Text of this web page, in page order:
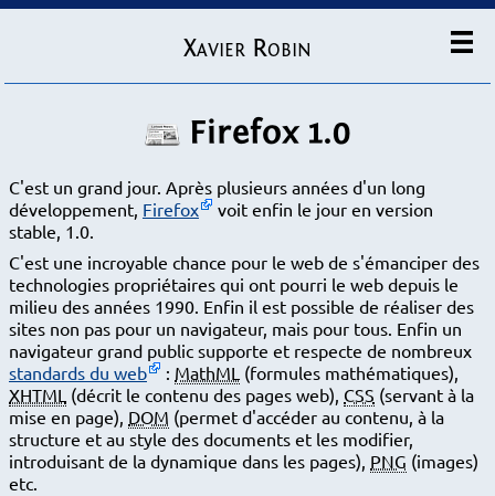
Xavier Robin
Firefox 1.0
C'est un grand jour. Après plusieurs années d'un long
développement, Firefox
voit enfin le jour en version
stable, 1.0.
C'est une incroyable chance pour le web de s'émanciper des
technologies propriétaires qui ont pourri le web depuis le
milieu des années 1990. Enfin il est possible de réaliser des
sites non pas pour un navigateur, mais pour tous. Enfin un
navigateur grand public supporte et respecte de nombreux
standards du web
: MathML (formules mathématiques),
XHTML (décrit le contenu des pages web), CSS (servant à la
mise en page), DOM (permet d'accéder au contenu, à la
structure et au style des documents et les modifier,
introduisant de la dynamique dans les pages), PNG (images)
etc.